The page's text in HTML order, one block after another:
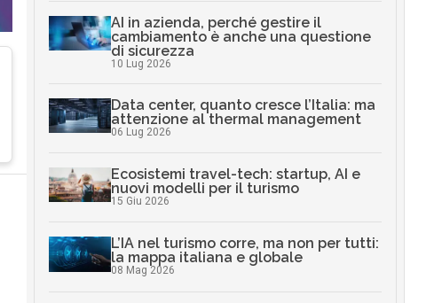
AI in azienda, perché gestire il
cambiamento è anche una questione
di sicurezza
10 Lug 2026
Data center, quanto cresce l’Italia: ma
attenzione al thermal management
06 Lug 2026
Ecosistemi travel-tech: startup, AI e
nuovi modelli per il turismo
15 Giu 2026
L’IA nel turismo corre, ma non per tutti:
la mappa italiana e globale
08 Mag 2026